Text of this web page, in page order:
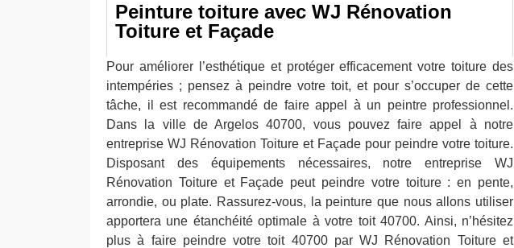
Peinture toiture avec WJ Rénovation
Toiture et Façade
Pour améliorer l’esthétique et protéger efficacement votre toiture des
intempéries ; pensez à peindre votre toit, et pour s’occuper de cette
tâche, il est recommandé de faire appel à un peintre professionnel.
Dans la ville de Argelos 40700, vous pouvez faire appel à notre
entreprise WJ Rénovation Toiture et Façade pour peindre votre toiture.
Disposant des équipements nécessaires, notre entreprise WJ
Rénovation Toiture et Façade peut peindre votre toiture : en pente,
arrondie, ou plate. Rassurez-vous, la peinture que nous allons utiliser
apportera une étanchéité optimale à votre toit 40700. Ainsi, n’hésitez
plus à faire peindre votre toit 40700 par WJ Rénovation Toiture et